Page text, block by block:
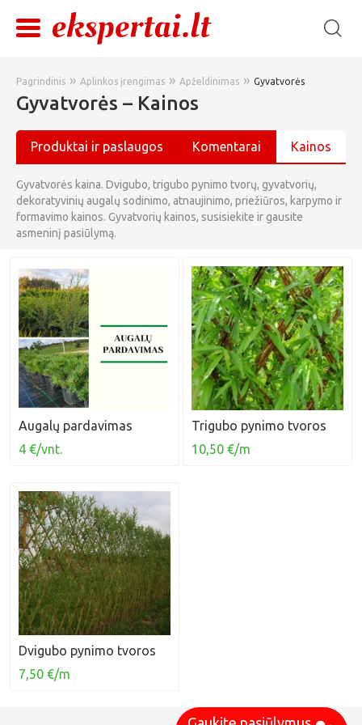
Pagrindinis » Aplinkos įrengimas » Apželdinimas » Gyvatvorės
Gyvatvorės – Kainos
Produktai ir paslaugos Komentarai Kainos
Gyvatvorės kaina. Dvigubo, trigubo pynimo tvorų, gyvatvorių,
dekoratyvinių augalų sodinimo, atnaujinimo, priežiūros, karpymo ir
formavimo kainos. Gyvatvorių kainos, susisiekite ir gausite
asmeninį pasiūlymą.
Augalų pardavimas
4 €/vnt.
Trigubo pynimo tvoros
10,50 €/m
Dvigubo pynimo tvoros
7,50 €/m